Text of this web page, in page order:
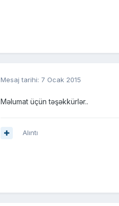
Mesaj tarihi: 7 Ocak 2015
Məlumat üçün təşəkkürlər..
Alıntı